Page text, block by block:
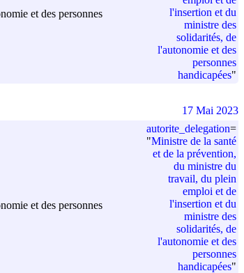
et des personnes
l'insertion et du
ministre des
solidarités, de
l'autonomie et des
personnes
handicapées"
et des personnes
autorite_delegation=
"Ministre de la santé
et de la prévention,
du ministre du
travail, du plein
emploi et de
l'insertion et du
ministre des
solidarités, de
l'autonomie et des
personnes
handicapées"
17 Mai 2023